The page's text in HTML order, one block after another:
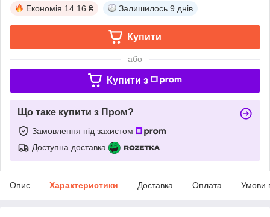
Економія 14.16 ₴ Залишилось 9 днів
Купити
або
Купити з
Що таке купити з Пром?
Замовлення під захистом
Доступна доставка
Опис Характеристики Доставка Оплата Умови